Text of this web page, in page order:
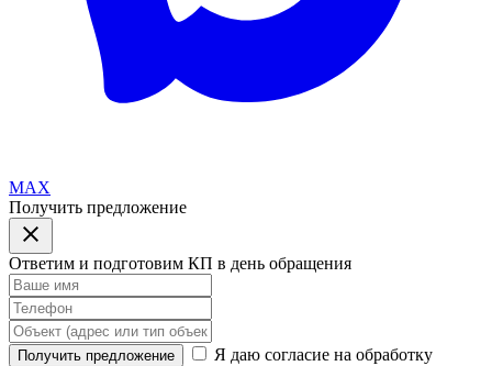
MAX
Получить предложение
Ответим и подготовим КП в день обращения
Получить предложение
Я даю согласие на обработку